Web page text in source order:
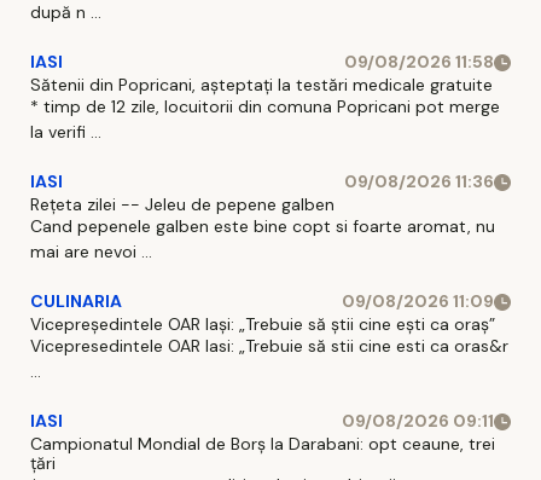
după n ...
IASI
09/08/2026 11:58
Sătenii din Popricani, așteptați la testări medicale gratuite
* timp de 12 zile, locuitorii din comuna Popricani pot merge
la verifi ...
IASI
09/08/2026 11:36
Rețeta zilei -- Jeleu de pepene galben
Cand pepenele galben este bine copt si foarte aromat, nu
mai are nevoi ...
CULINARIA
09/08/2026 11:09
Vicepreședintele OAR Iași: „Trebuie să știi cine ești ca oraș”
Vicepresedintele OAR Iasi: „Trebuie să stii cine esti ca oras&r
...
IASI
09/08/2026 09:11
Campionatul Mondial de Borș la Darabani: opt ceaune, trei
țări